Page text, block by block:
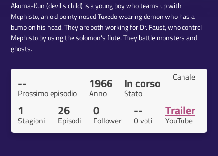
Akuma-Kun (devil's child) is a young boy who teams up with
Mephisto, an old pointy nosed Tuxedo wearing demon who has a
bump on his head. They are both working for Dr. Faust, who control
Mephisto by using the solomon's flute. They battle monsters and
ghosts.
--
Prossimo episodio
1966
Anno
In corso
Stato
Canale
1
Stagioni
26
Episodi
0
Follower
--
0 voti
Trailer
YouTube